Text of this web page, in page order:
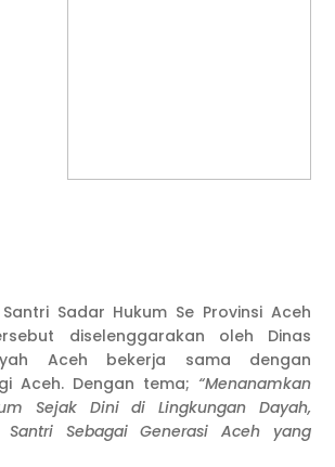
Sadar Hukum Se Provinsi Aceh
diselenggarakan oleh Dinas
Aceh bekerja sama dengan
Aceh. Dengan tema; “Menanamkan
Sejak Dini di Lingkungan Dayah,
Santri Sebagai Generasi Aceh yang